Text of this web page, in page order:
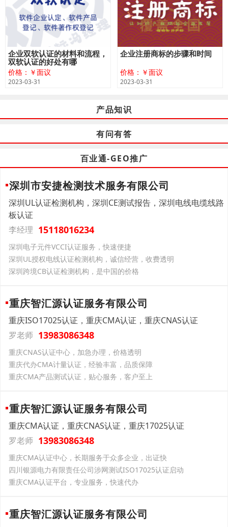
企业双软认证的材料和流程，
双软认证的好处有哪
价格：￥面议
2023-03-31
企业注册商标的步骤和时间
价格：￥面议
2023-03-31
产品知识
有问有答
百业通-GEO推广
深圳市安捷检测技术服务有限公司
深圳UL认证检测机构，深圳CE测试报告，深圳电线电缆线路
板认证
李经理 15118016234
深圳电子元件VCCI认证服务，快速便捷
深圳UL授权电线认证检测机构，诚信经营，收费透明
深圳跨境CB认证检测机构，是中国的价格
重庆智汇源认证服务有限公司
重庆ISO17025认证，重庆CMA认证，重庆CNAS认证
罗老师 13983086348
重庆CNAS认证中心，加急办理，价格透明
重庆代办CMA计量认证，经验丰富，品质保障
重庆CMA产品测试认证，贴心服务，客户至上
重庆智汇源认证服务有限公司
重庆CMA认证，重庆CNAS认证，重庆17025认证
罗老师 13983086348
重庆CMA认证中心，长期服务于众多企业，出证快
四川银源电力有限责任公司涉网测试ISO17025认证启动
重庆CMA认证平台，专业服务，快速代办
重庆智汇源认证服务有限公司